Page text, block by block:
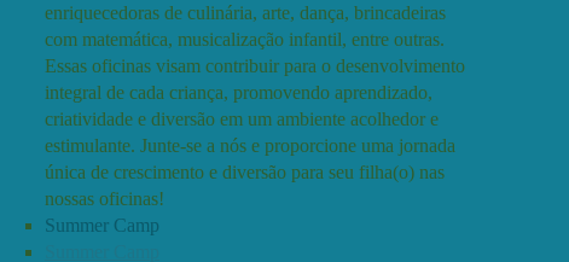
enriquecedoras de culinária, arte, dança, brincadeiras
com matemática, musicalização infantil, entre outras.
Essas oficinas visam contribuir para o desenvolvimento
integral de cada criança, promovendo aprendizado,
criatividade e diversão em um ambiente acolhedor e
estimulante. Junte-se a nós e proporcione uma jornada
única de crescimento e diversão para seu filha(o) nas
nossas oficinas!
Summer Camp